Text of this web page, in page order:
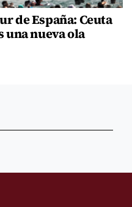
de España: Ceuta
una nueva ola